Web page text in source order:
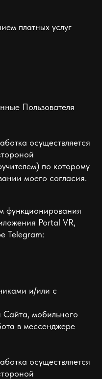
платных услуг
Пользователя
осуществляется
по которому
моего согласия.
функционирования
Portal VR,
Telegram:
и/или с
Сайта, мобильного
в мессенджере
осуществляется